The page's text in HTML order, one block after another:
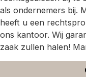
als ondernemers bij.
heeft u een
ons kantoor. Wij
zaak zullen halen!